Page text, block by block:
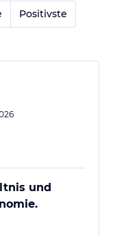
Positivste
und